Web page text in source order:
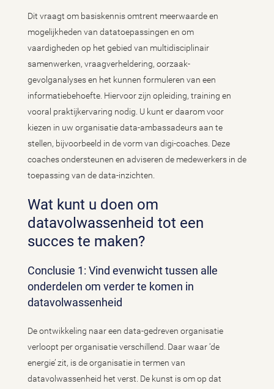
Dit vraagt om basiskennis omtrent meerwaarde en
mogelijkheden van datatoepassingen en om
vaardigheden op het gebied van multidisciplinair
samenwerken, vraagverheldering, oorzaak-
gevolganalyses en het kunnen formuleren van een
informatiebehoefte. Hiervoor zijn opleiding, training en
vooral praktijkervaring nodig. U kunt er daarom voor
kiezen in uw organisatie data-ambassadeurs aan te
stellen, bijvoorbeeld in de vorm van digi-coaches. Deze
coaches ondersteunen en adviseren de medewerkers in de
toepassing van de data-inzichten.
Wat kunt u doen om
datavolwassenheid tot een
succes te maken?
Conclusie 1: Vind evenwicht tussen alle
onderdelen om verder te komen in
datavolwassenheid
De ontwikkeling naar een data-gedreven organisatie
verloopt per organisatie verschillend. Daar waar ‘de
energie’ zit, is de organisatie in termen van
datavolwassenheid het verst. De kunst is om op dat